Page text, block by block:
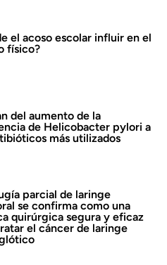
el acoso escolar influir en el
físico?
del aumento de la
de Helicobacter pylori a
más utilizados
parcial de laringe
se confirma como una
quirúrgica segura y eficaz
el cáncer de laringe